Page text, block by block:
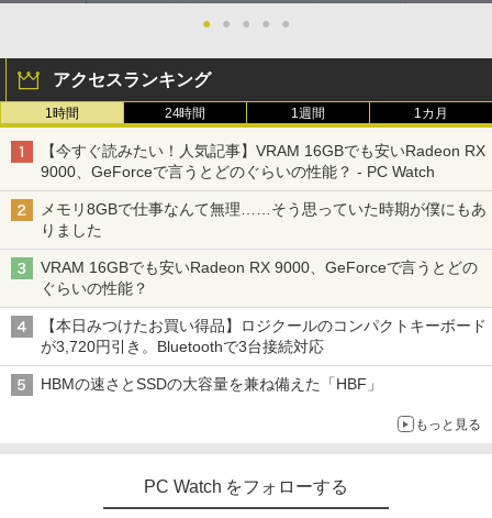
【2026年アップグレード版】AOKIMI ワイヤ
レスイヤホン bluetooth イヤホン V12 小型
軽量 ブルートゥースHi-Fi 最大36時間再生 ぶ
るーとゅーす コードレス ENCノイズキャン
セリング 自動ペアリング Type-C充電 マイク
付き 防水 タッチ式音量調整 スポーツ/通勤/通
学/WEB会議(ホワイト)
￥1,964
Xiaomi シャオミ REDMI Buds 8 Lite ワイヤ
リング ANC 36時間再生
￥3,480
On My Road (Stadium ver.)
On My Road (Stadium ver.)
by Amazon 炭酸水 ラベルレス 500ml ×24本
強炭酸水 ペットボトル 500ミリリットル (Sm
art Basic)
￥1,625
コカ・コーラ やかんの麦茶 from 爽健美茶 ラ
￥2,009
HUNTER×HUNTER モノクロ版 39 (ジャンプ
コミックスDIGITAL)
￥572
スーパーの裏でヤニ吸うふたり 9巻 (デジタル
版ビッグガンガンコミックス)
￥810
HDMI 初期設定済み 送料無料 90日保証
￥9,800
中古パソコン | Lenovo | ThinkPad L57
0 | Windows11 | ノートPC | 一年保証 |
第7世代 | Core i5 7200U 2.5(～最大3.1)
GHz | MEM:8GB | HDD:500GB | DVDマ
ro64Bit | ACアダプター付属
4
【期間限定 ポイント10倍】Lenovo Idea
Pad D330 10.1型 2-in-1 タブレットPC／
n N4000/4GB/64GB eMMC/HD IPS液晶
y Audio）【整備済み中古品】
2
【超特価】厳選大手メーカー 液晶モニタ
ー シークレット 19インチワイド ノング
イ【中古】
￥3,100
モバイルモニター 15.6インチ InnoView
モバイルディスプレイ 自立型 1920*1080
FHD ポータブルモニター IPS液晶パネル
h/PS3/PS4/PS5/Xbox One/PC/スマホ/U
SBType-C/標準HDMI対応【選べる種
￥8,980
アースドリームス 厳選おまかせモニター
21.5型〜27型ワイド 【HDMI対応 / FULL
witch PS4 PS5対応 【整備済み中古品】
￥4,345
3
杖と剣のウィストリア（16） （講談社コ
ミックス） [ 大森 藤ノ ]
￥594
4
ちいかわ なんか小さくてかわいいやつ
￥1,210
バムとケロのデイブック Bam and Ker
￥4,950
● ● ● ● ●
アクセスランキング
1時間 24時間 1週間 1カ月
【今すぐ読みたい！人気記事】VRAM 16GBでも安いRadeon RX
9000、GeForceで言うとどのぐらいの性能？ - PC Watch
メモリ8GBで仕事なんて無理……そう思っていた時期が僕にもあ
りました
VRAM 16GBでも安いRadeon RX 9000、GeForceで言うとどの
ぐらいの性能？
【本日みつけたお買い得品】ロジクールのコンパクトキーボード
が3,720円引き。Bluetoothで3台接続対応
HBMの速さとSSDの大容量を兼ね備えた「HBF」
もっと見る
PC Watch をフォローする